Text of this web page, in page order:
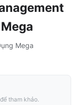
Mega
tham khảo.